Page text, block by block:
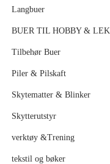
Langbuer
BUER TIL HOBBY & LEK
Tilbehør Buer
Piler & Pilskaft
Skytematter & Blinker
Skytterutstyr
verktøy &Trening
tekstil og bøker